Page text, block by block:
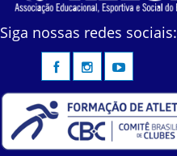
Siga nossas redes sociais: